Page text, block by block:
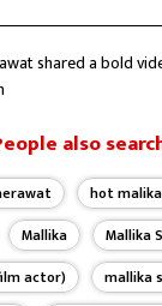
shared a bold
also
hot
Mallika
Mallika
actor)
mallika